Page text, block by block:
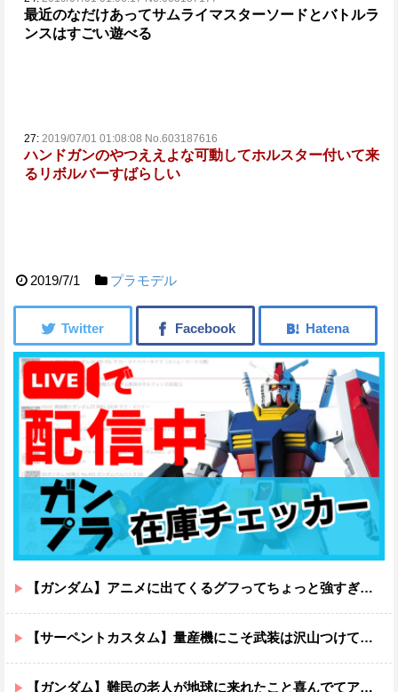
最近のなだけあってサムライマスターソードとバトルラ
ンスはすごい遊べる
27: 2019/07/01 01:08:08 No.603187616
ハンドガンのやつええよな可動してホルスター付いて来
るリボルバーすばらしい
2019/7/1 プラモデル
【ガンダム】アニメに出てくるグフってちょっと強すぎじゃない？
【サーペントカスタム】量産機にこそ武装は沢山つけてほしいよね
【ガンダム】難民の老人が地球に来れたこと喜んでてアレ？連邦もやってることヤバくない？ってなる